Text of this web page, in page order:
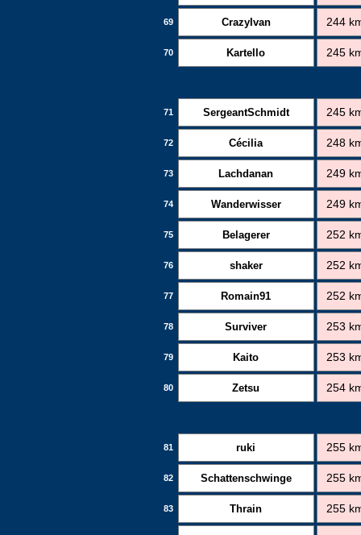
69 CrazyIvan 244
70 Kartello 245
71 SergeantSchmidt 245
72 Cécilia 248
73 Lachdanan 249
74 Wanderwisser 249
75 Belagerer 252
76 shaker 252
77 Romain91 252
78 Surviver 253
79 Kaito 253
80 Zetsu 254
81 ruki 255
82 Schattenschwinge 255
83 Thrain 255